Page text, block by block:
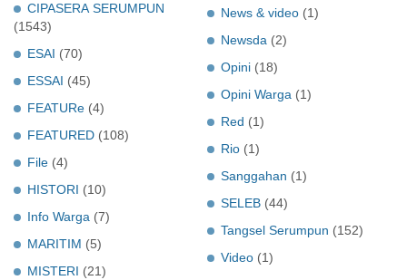
CIPASERA SERUMPUN
(1543)
ESAI (70)
ESSAI (45)
FEATURe (4)
FEATURED (108)
File (4)
HISTORI (10)
Info Warga (7)
MARITIM (5)
MISTERI (21)
News & video (1)
Newsda (2)
Opini (18)
Opini Warga (1)
Red (1)
Rio (1)
Sanggahan (1)
SELEB (44)
Tangsel Serumpun (152)
Video (1)